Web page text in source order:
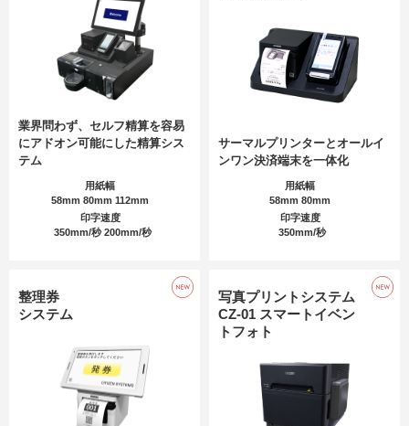
業界問わず、セルフ精算を容易
にアドオン可能にした精算シス
テム
用紙幅
58mm 80mm 112mm
印字速度
350mm/秒 200mm/秒
サーマルプリンターとオールイ
ンワン決済端末を一体化
用紙幅
58mm 80mm
印字速度
350mm/秒
整理券
システム
写真プリントシステム
CZ-01 スマートイベン
トフォト